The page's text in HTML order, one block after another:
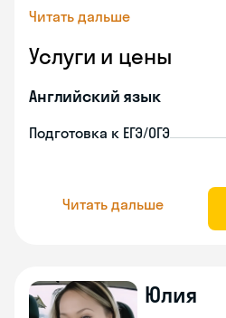
Читать дальше
Услуги и цены
Английский язык
Подготовка к ЕГЭ/ОГЭ
Читать дальше
Юлия